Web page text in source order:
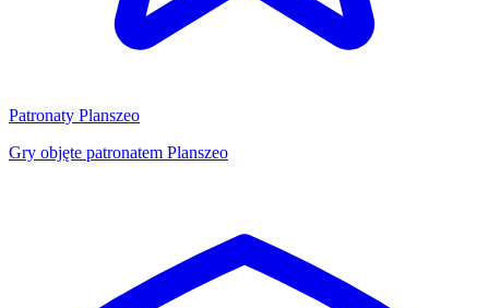
Patronaty Planszeo
Gry objęte patronatem Planszeo